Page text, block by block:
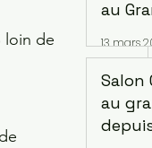
loin de
Bané
au
13 mars
Salon
au